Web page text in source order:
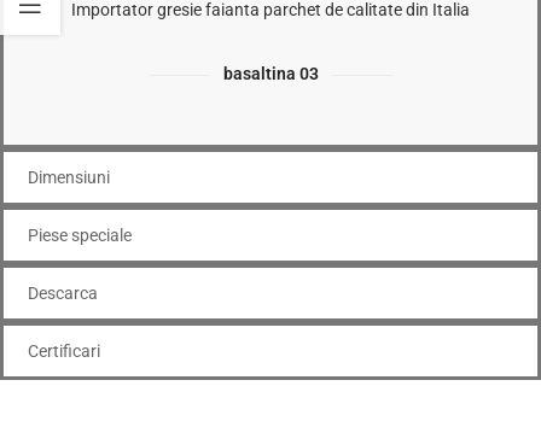
basaltina 03
Dimensiuni
Piese speciale
Descarca
Certificari